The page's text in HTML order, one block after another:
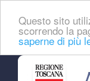
Questo sito
scorrendo la
saperne di più